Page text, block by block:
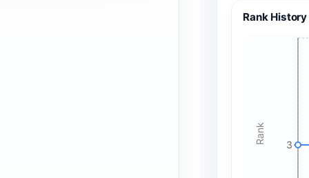
Rank History
3
Rank